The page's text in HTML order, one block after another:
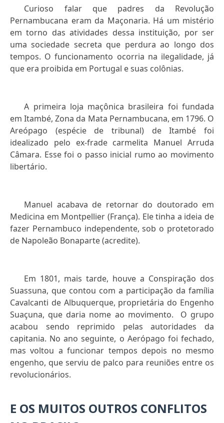
Curioso falar que padres da Revolução
Pernambucana eram da Maçonaria. Há um mistério
em torno das atividades dessa instituição, por ser
uma sociedade secreta que perdura ao longo dos
tempos. O funcionamento ocorria na ilegalidade, já
que era proibida em Portugal e suas colônias.
A primeira loja maçônica brasileira foi fundada
em Itambé, Zona da Mata Pernambucana, em 1796. O
Areópago (espécie de tribunal) de Itambé foi
idealizado pelo ex-frade carmelita Manuel Arruda
Câmara. Esse foi o passo inicial rumo ao movimento
libertário.
Manuel acabava de retornar do doutorado em
Medicina em Montpellier (França). Ele tinha a ideia de
fazer Pernambuco independente, sob o protetorado
de Napoleão Bonaparte (acredite).
Em 1801, mais tarde, houve a Conspiração dos
Suassuna, que contou com a participação da família
Cavalcanti de Albuquerque, proprietária do Engenho
Suaçuna, que daria nome ao movimento. O grupo
acabou sendo reprimido pelas autoridades da
capitania. No ano seguinte, o Aerópago foi fechado,
mas voltou a funcionar tempos depois no mesmo
engenho, que serviu de palco para reuniões entre os
revolucionários.
E OS MUITOS OUTROS CONFLITOS